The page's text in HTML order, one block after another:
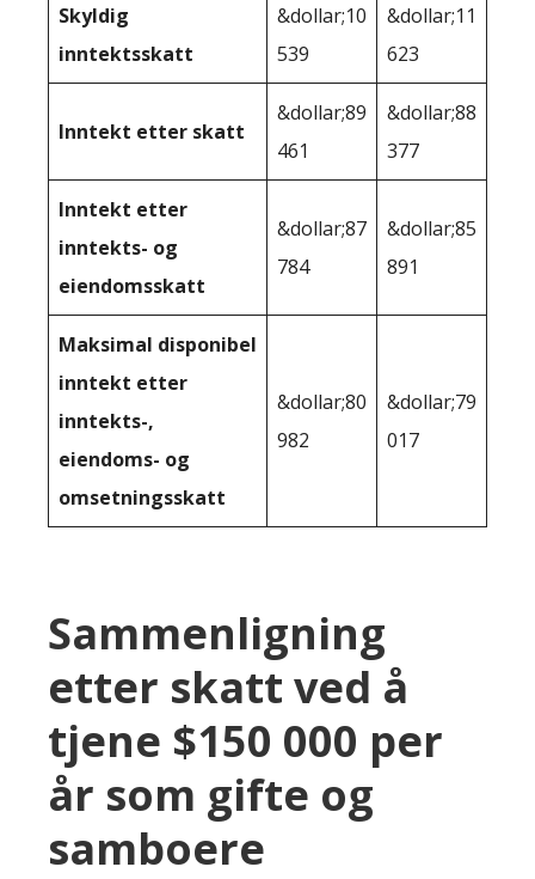
Skyldig
inntektsskatt
&dollar;10
539
&dollar;11
623
Inntekt etter skatt
&dollar;89
461
&dollar;88
377
Inntekt etter
inntekts- og
eiendomsskatt
&dollar;87
784
&dollar;85
891
Maksimal disponibel
inntekt etter
inntekts-,
eiendoms- og
omsetningsskatt
&dollar;80
982
&dollar;79
017
Sammenligning
etter skatt ved å
tjene $150 000 per
år som gifte og
samboere